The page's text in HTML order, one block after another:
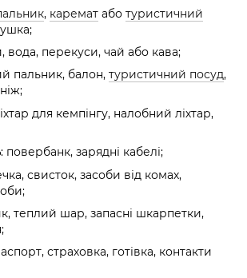
, каремат або туристичний
вода, перекуси, чай або кава;
пальник, балон, туристичний посуд,
для кемпінгу, налобний ліхтар,
: повербанк, зарядні кабелі;
свисток, засоби від комах,
теплий шар, запасні шкарпетки,
страховка, готівка, контакти